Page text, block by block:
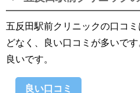
五反田駅前クリニックの口コ
どなく、良い口コミが多いで
良いです。
良い口コミ